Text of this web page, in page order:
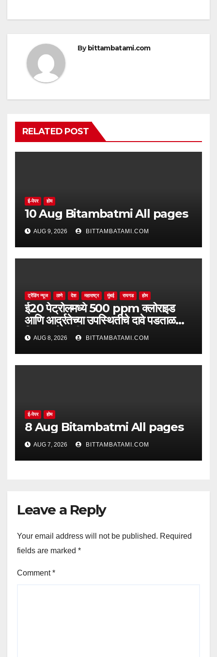
Bybittambatami.com
RELATED POST
ई-पेपर होम
10 Aug Bitambatmi All pages
AUG 9, 2026 BITTAMBATAMI.COM
ट्रेंडिंग न्यूज ठाणे देश महाराष्ट्र मुंबई रायगड होम
ई20 पेट्रोलमध्ये 500 ppm क्लोराइड
आणि आर्द्रतेच्या उपस्थितीचे दावे पडताळणीत
सिद्ध झाले नाहीत
AUG 8, 2026 BITTAMBATAMI.COM
ई-पेपर होम
8 Aug Bitambatmi All pages
AUG 7, 2026 BITTAMBATAMI.COM
Leave a Reply
Your email address will not be published. Required
fields are marked *
Comment*